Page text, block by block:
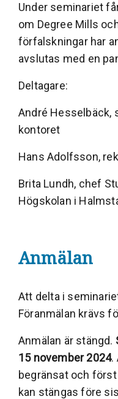
Under seminariet
om Degree Mills
förfalskningar har
avslutas med en
Deltagare:
André Hesselbäck,
kontoret
Hans Adolfsson,
Brita Lundh, chef
Högskolan i
Anmälan
Att delta i
Föranmälan krävs
Anmälan är stängd.
15 november 2024.
begränsat och
kan stängas före